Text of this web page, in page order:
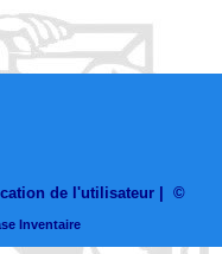
de l'utilisateur ©
Inventaire